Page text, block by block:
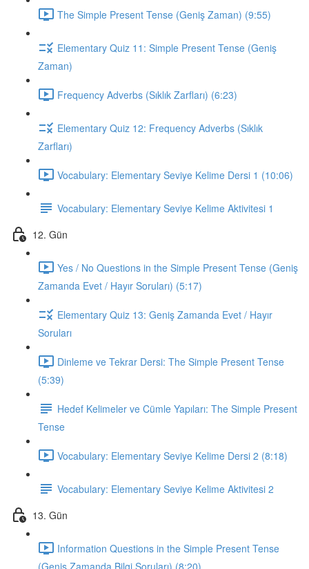
The Simple Present Tense (Geniş Zaman) (9:55)
Elementary Quiz 11: Simple Present Tense (Geniş
Zaman)
Frequency Adverbs (Sıklık Zarfları) (6:23)
Elementary Quiz 12: Frequency Adverbs (Sıklık
Zarfları)
Vocabulary: Elementary Seviye Kelime Dersi 1 (10:06)
Vocabulary: Elementary Seviye Kelime Aktivitesi 1
12. Gün
Yes / No Questions in the Simple Present Tense (Geniş
Zamanda Evet / Hayır Soruları) (5:17)
Elementary Quiz 13: Geniş Zamanda Evet / Hayır
Soruları
Dinleme ve Tekrar Dersi: The Simple Present Tense
(5:39)
Hedef Kelimeler ve Cümle Yapıları: The Simple Present
Tense
Vocabulary: Elementary Seviye Kelime Dersi 2 (8:18)
Vocabulary: Elementary Seviye Kelime Aktivitesi 2
13. Gün
Information Questions in the Simple Present Tense
(Geniş Zamanda Bilgi Soruları) (8:20)